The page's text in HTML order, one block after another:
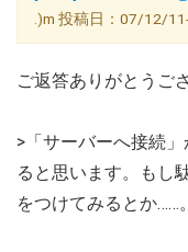
.)m 投稿日：07/12/
ご返答ありがとうご
>「サーバーへ接続
ると思います。もし
をつけてみるとか……。